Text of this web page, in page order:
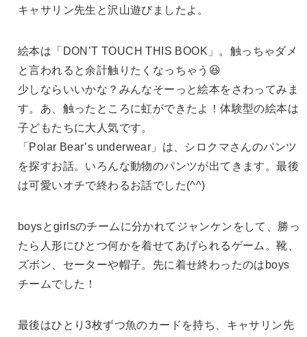
キャサリン先生と沢山遊びましたよ。
絵本は「DON’T TOUCH THIS BOOK」。触っちゃダメ
と言われると余計触りたくなっちゃう😆
少しならいいかな？みんなそーっと絵本をさわってみま
す。あ、触ったところに虹ができたよ！体験型の絵本は
子どもたちに大人気です。
「Polar Bear’s underwear」は、シロクマさんのパンツ
を探すお話。いろんな動物のパンツが出てきます。最後
は可愛いオチで終わるお話でした(^^)
boysとgirlsのチームに分かれてジャンケンをして、勝っ
たら人形にひとつ何かを着せてあげられるゲーム。靴、
ズボン、セーターや帽子。先に着せ終わったのはboys
チームでした！
最後はひとり3枚ずつ魚のカードを持ち、キャサリン先